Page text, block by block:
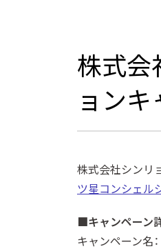
株式会
ョン
株式会社シンリ
ツ星コンシェル
■キャンペーン
キャンペーン名